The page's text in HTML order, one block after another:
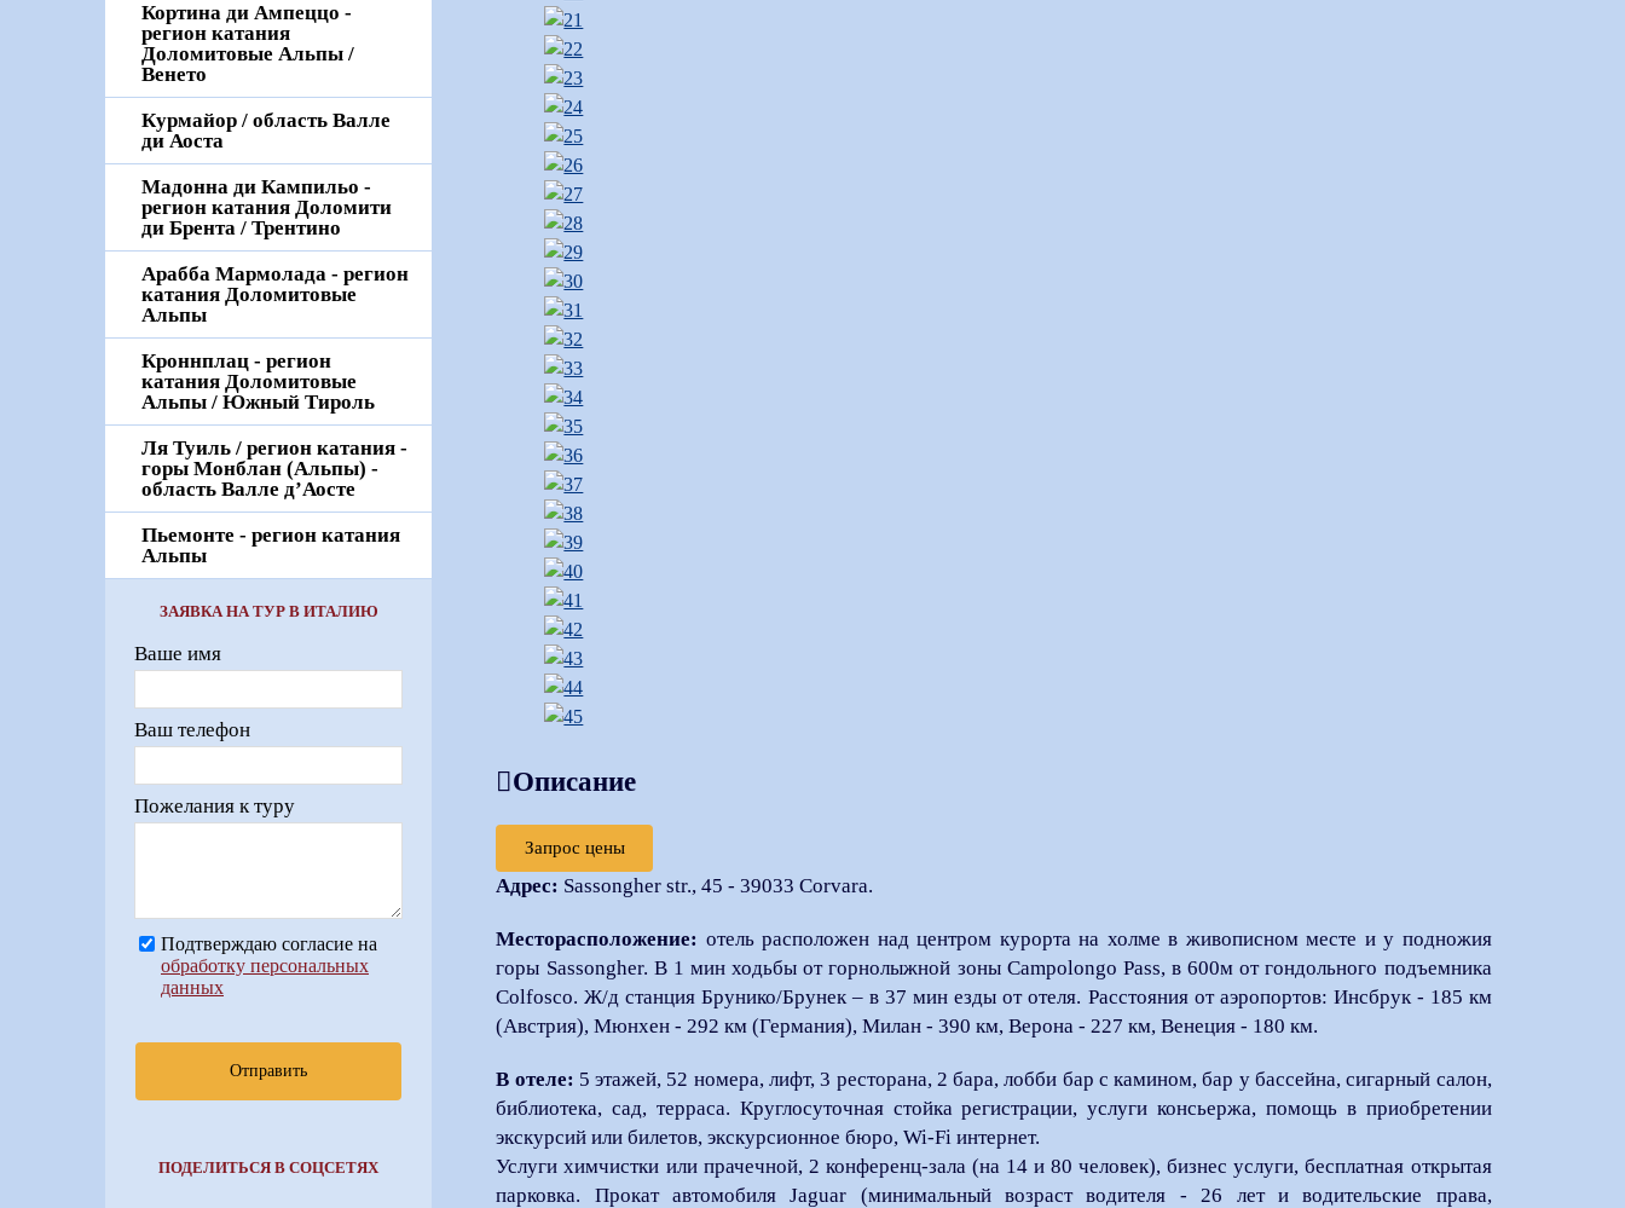
Описание
Запрос цены
Адрес: Sassongher str., 45 - 39033 Corvara.
Месторасположение: отель расположен над центром курорта на холме в живописном месте и у подножия
горы Sassongher. В 1 мин ходьбы от горнолыжной зоны Campolongo Pass, в 600м от гондольного подъемника
Colfosco. Ж/д станция Брунико/Брунек – в 37 мин езды от отеля. Расстояния от аэропортов: Инсбрук - 185 км
(Австрия), Мюнхен - 292 км (Германия), Милан - 390 км, Верона - 227 км, Венеция - 180 км.
В отеле: 5 этажей, 52 номера, лифт, 3 ресторана, 2 бара, лобби бар с камином, бар у бассейна, сигарный салон,
библиотека, сад, терраса. Круглосуточная стойка регистрации, услуги консьержа, помощь в приобретении
экскурсий или билетов, экскурсионное бюро, Wi-Fi интернет.
Услуги химчистки или прачечной, 2 конференц-зала (на 14 и 80 человек), бизнес услуги, бесплатная открытая
парковка. Прокат автомобиля Jaguar (минимальный возраст водителя - 26 лет и водительские права,
Кортина ди Ампеццо -
регион катания
Доломитовые Альпы /
Венето
Курмайор / область Валле
ди Аоста
Мадонна ди Кампильо -
регион катания Доломити
ди Брента / Трентино
Арабба Мармолада - регион
катания Доломитовые
Альпы
Кроннплац - регион
катания Доломитовые
Альпы / Южный Тироль
Ля Туиль / регион катания -
горы Монблан (Альпы) -
область Валле д’Аосте
Пьемонте - регион катания
Альпы
ЗАЯВКА НА ТУР В ИТАЛИЮ
Ваше имя
Ваш телефон
Пожелания к туру
Подтверждаю согласие на
обработку персональных
данных
Отправить
ПОДЕЛИТЬСЯ В СОЦСЕТЯХ